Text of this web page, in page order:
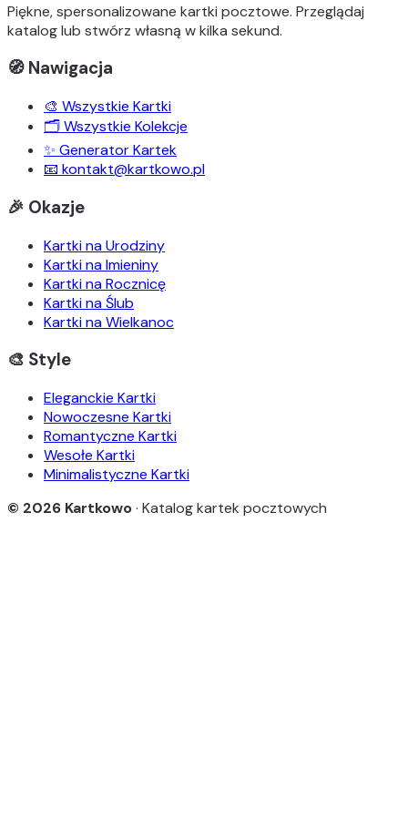
Piękne, spersonalizowane kartki pocztowe. Przeglądaj
katalog lub stwórz własną w kilka sekund.
🧭 Nawigacja
🎨 Wszystkie Kartki
🗂️ Wszystkie Kolekcje
✨ Generator Kartek
📧 kontakt@kartkowo.pl
🎉 Okazje
Kartki na Urodziny
Kartki na Imieniny
Kartki na Rocznicę
Kartki na Ślub
Kartki na Wielkanoc
🎨 Style
Eleganckie Kartki
Nowoczesne Kartki
Romantyczne Kartki
Wesołe Kartki
Minimalistyczne Kartki
© 2026 Kartkowo· Katalog kartek pocztowych